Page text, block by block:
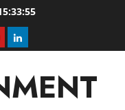
LinkedIn